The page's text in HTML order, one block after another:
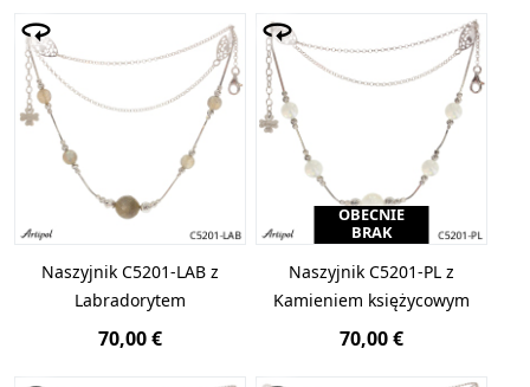
Naszyjnik C5201-LAB z
Labradorytem
70,00 €
OBECNIE
BRAK
Naszyjnik C5201-PL z
Kamieniem księżycowym
70,00 €